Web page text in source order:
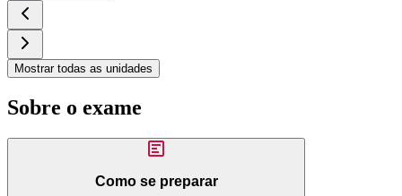
Mostrar todas as unidades
Sobre o exame
Como se preparar